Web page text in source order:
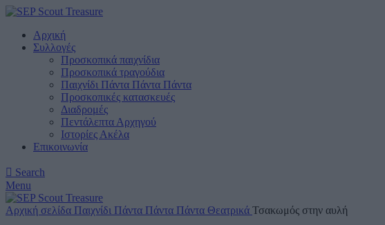
Αρχική
Συλλογές
Προσκοπικά παιχνίδια
Προσκοπικά τραγούδια
Παιχνίδι Πάντα Πάντα Πάντα
Προσκοπικές κατασκευές
Διαδρομές
Πεντάλεπτα Αρχηγού
Ιστορίες Ακέλα
Επικοινωνία
Search
Menu
Αρχική σελίδα Παιχνίδι Πάντα Πάντα Πάντα Θεατρικά Τσακωμός στην αυλή